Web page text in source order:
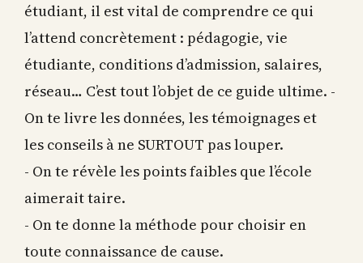
étudiant, il est vital de comprendre ce qui
l’attend concrètement : pédagogie, vie
étudiante, conditions d’admission, salaires,
réseau… C’est tout l’objet de ce guide ultime. -
On te livre les données, les témoignages et
les conseils à ne SURTOUT pas louper.
- On te révèle les points faibles que l’école
aimerait taire.
- On te donne la méthode pour choisir en
toute connaissance de cause.